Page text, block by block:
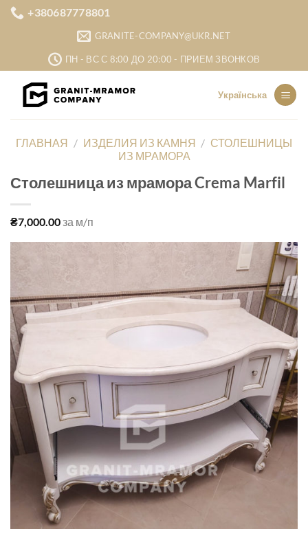
Skip
+380687778801
GRANITE-COMPANY@UKR.NET
ПН - ВС С 8:00 ДО 20:00 - ПРИЕМ ЗВОНКОВ
Українська
ГЛАВНАЯ / ИЗДЕЛИЯ ИЗ КАМНЯ / СТОЛЕШНИЦЫ
ИЗ МРАМОРА
Столешница из мрамора Crema Marfil
₴7,000.00за м/п